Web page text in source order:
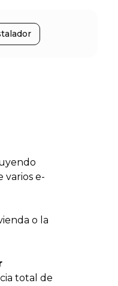
varios e-
o la
total de